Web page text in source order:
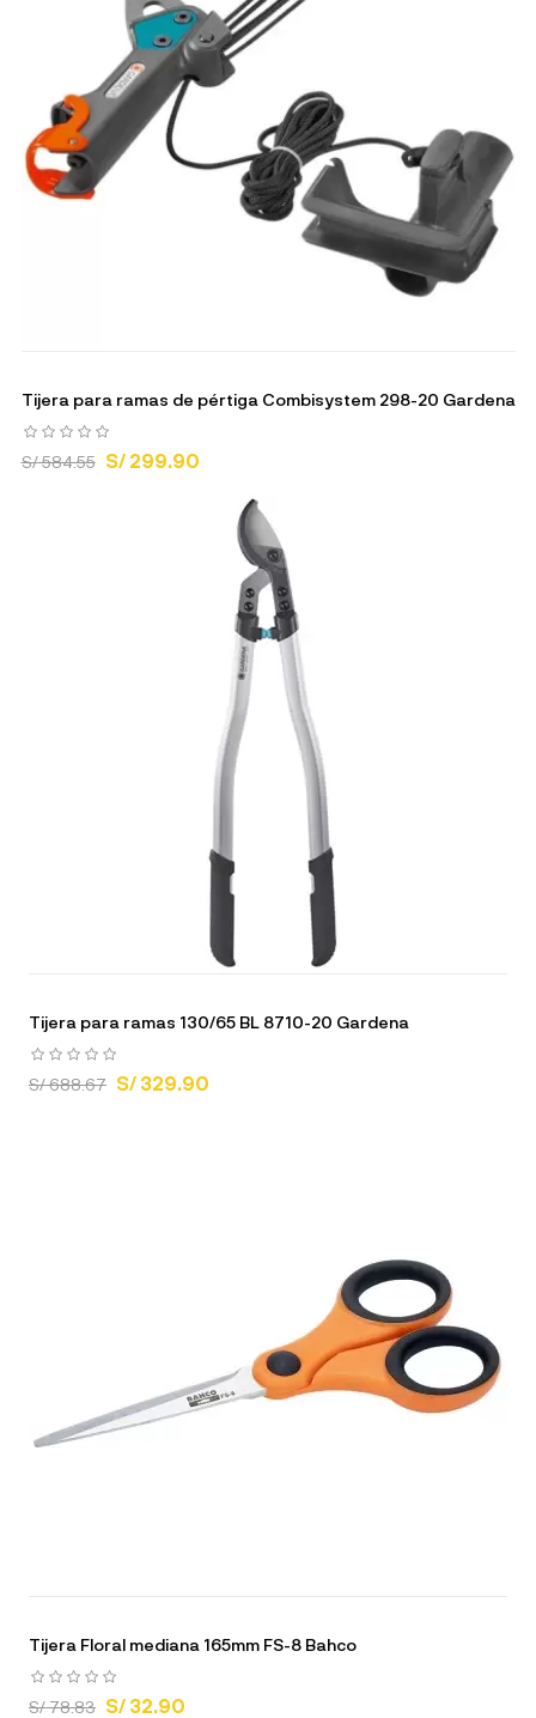
Tijera para ramas de pértiga Combisystem 298-20 Gardena
S/ 584.55 S/ 299.90
Tijera para ramas 130/65 BL 8710-20 Gardena
S/ 688.67 S/ 329.90
Tijera Floral mediana 165mm FS-8 Bahco
S/ 78.83 S/ 32.90